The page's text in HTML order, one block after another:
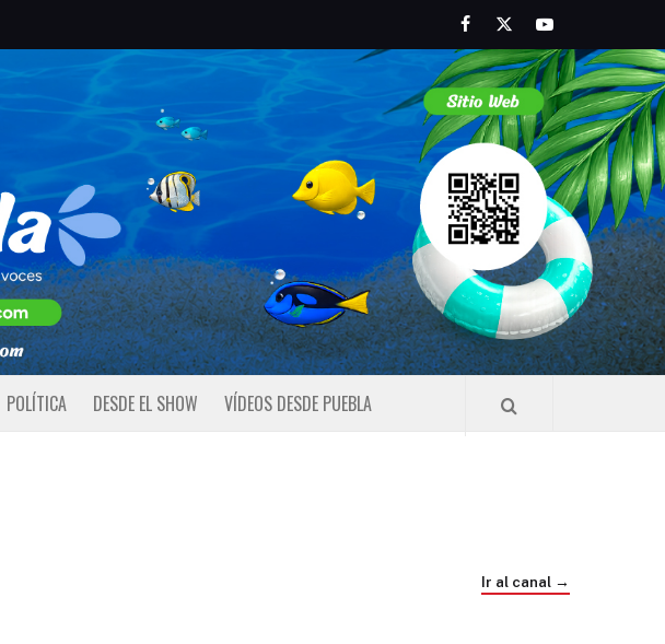
FacebookTwitterYoutube
POLÍTICA DESDE EL SHOW VÍDEOS DESDE PUEBLA
Ir al canal →